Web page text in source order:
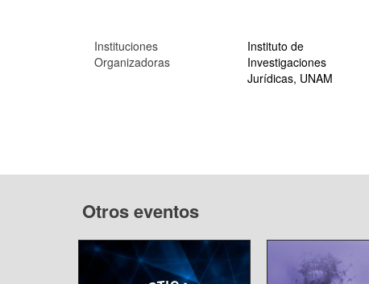
Instituciones
Organizadoras
Instituto de
Investigaciones
Jurídicas, UNAM
Otros eventos